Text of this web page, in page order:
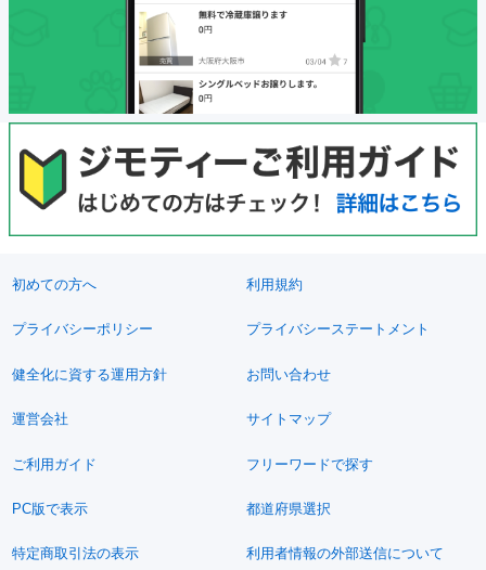
初めての方へ 利用規約
プライバシーポリシー プライバシーステートメント
健全化に資する運用方針 お問い合わせ
運営会社 サイトマップ
ご利用ガイド フリーワードで探す
PC版で表示 都道府県選択
特定商取引法の表示 利用者情報の外部送信について